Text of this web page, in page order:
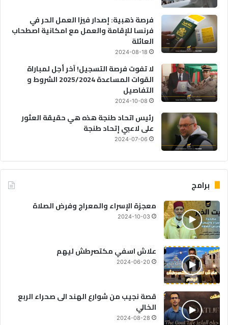
فرصة ذهبية: إصدار فيزا العمل الحر في
فرنسا للإقامة والعمل مع امكانية اصطحاب
العائلة
2024-08-18
لا تفوت فرصة التسجيل! آخر أجل لمباراة
القوات المساعدة 2025/2024 الشروط و
التفاصيل
2024-10-08
رئيس اتحاد طنجة هذه هي حقيقة العثور
على لاعبي إتحاد طنجة
2024-07-06
برامج
معجزة الإسراء والمعراج وفرض الصلاة
2024-10-03
علاش اسفي مكتصرطش ليهم
2024-06-20
قصة نجيب من شوارع الهند الى صحراء الربع
الخالي
2024-08-28